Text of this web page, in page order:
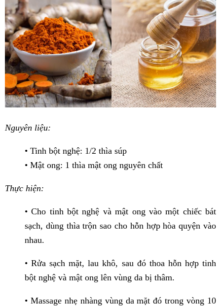
Nguyên liệu:
• Tinh bột nghệ: 1/2 thìa súp
• Mật ong: 1 thìa mật ong nguyên chất
Thực hiện:
• Cho tinh bột nghệ và mật ong vào một chiếc bát
sạch, dùng thìa trộn sao cho hỗn hợp hòa quyện vào
nhau.
• Rửa sạch mặt, lau khô, sau đó thoa hỗn hợp tinh
bột nghệ và mật ong lên vùng da bị thâm.
• Massage nhẹ nhàng vùng da mặt đó trong vòng 10